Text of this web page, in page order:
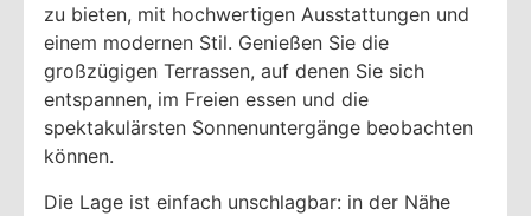
zu bieten, mit hochwertigen Ausstattungen und
einem modernen Stil. Genießen Sie die
großzügigen Terrassen, auf denen Sie sich
entspannen, im Freien essen und die
spektakulärsten Sonnenuntergänge beobachten
können.
Die Lage ist einfach unschlagbar: in der Nähe